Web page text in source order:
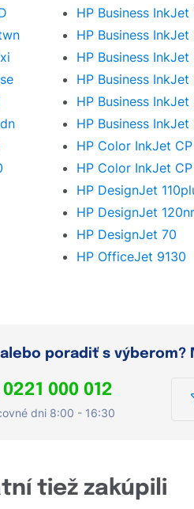
HP Business InkJet
HP Business
HP Business
HP Business
HP Business
HP Business
HP Color InkJet
HP Color InkJet
HP DesignJet
HP DesignJet 120nr
HP DesignJet 70
HP OfficeJet 9130
poradiť s výberom?
0221 000 012
dni 8:00 - 16:30
tiež zakúpili